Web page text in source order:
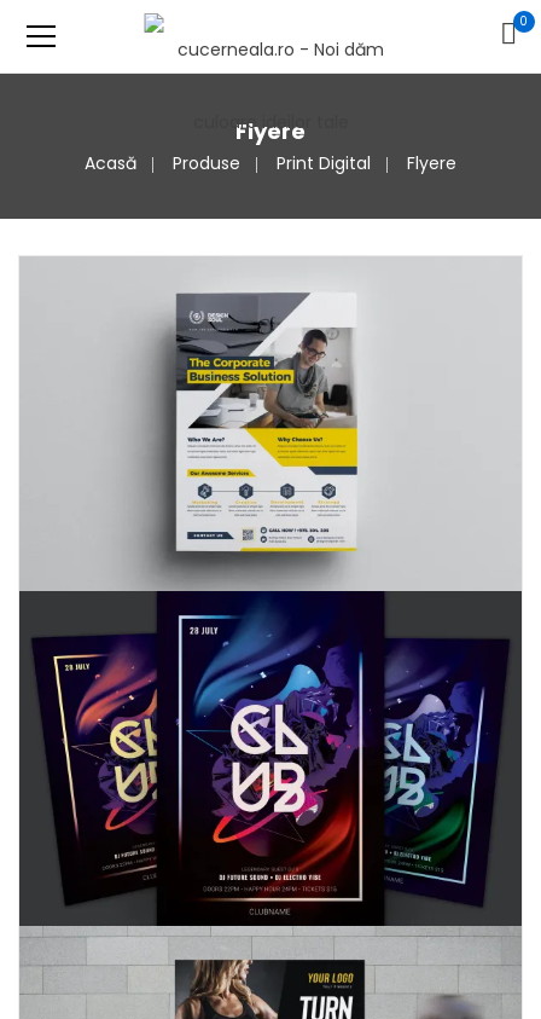
0
Flyere
Acasă Produse Print Digital Flyere